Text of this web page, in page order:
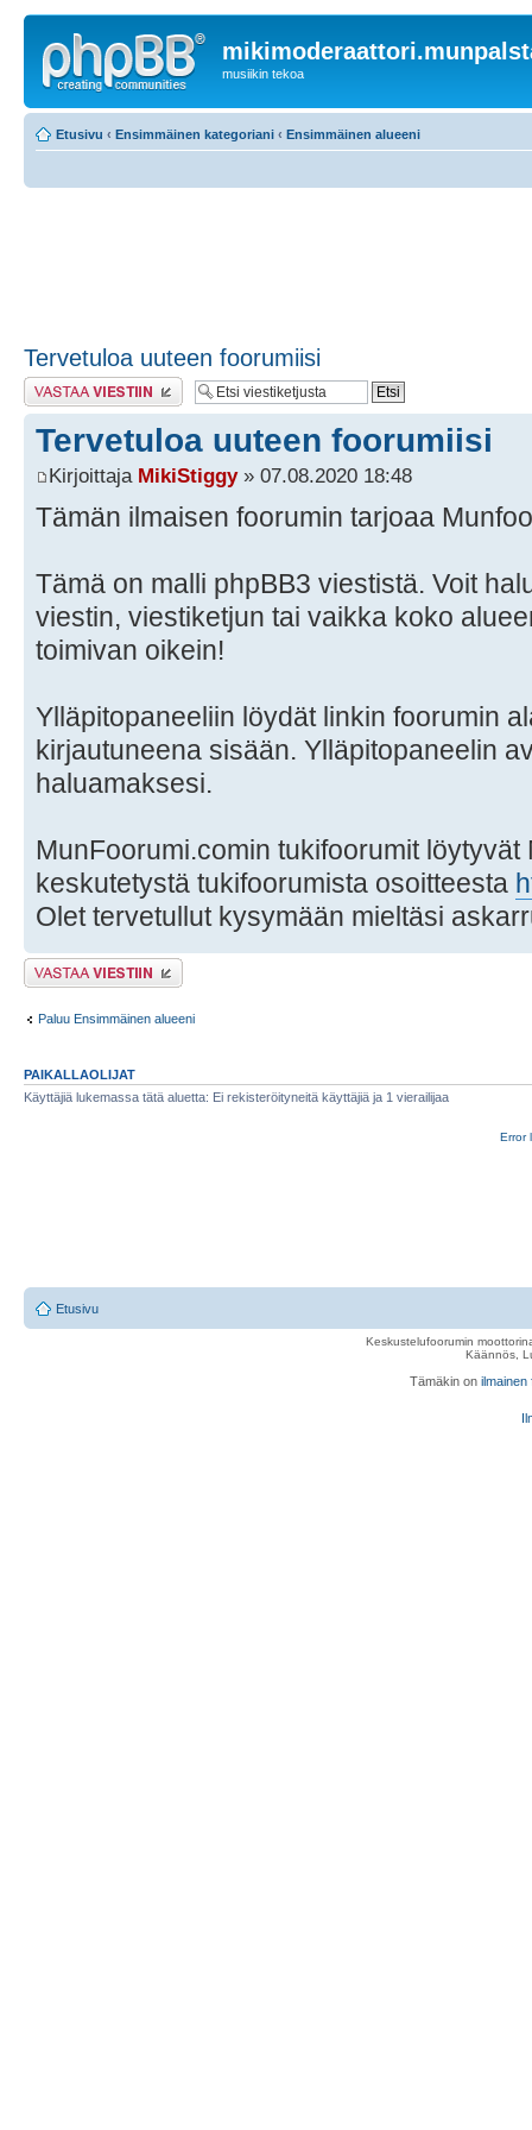
musiikin tekoa
Etusivu ‹ Ensimmäinen kategoriani ‹ Ensimmäinen alueeni
Tervetuloa uuteen foorumiisi
Lähetä vastaus
Tervetuloa uuteen foorumiisi
Kirjoittaja MikiStiggy» 07.08.2020 18:48
Tämän ilmaisen foorumin tarjoaa
Tämä on malli phpBB3 viestistä. Voit
viestin, viestiketjun tai vaikka koko
toimivan oikein!
Ylläpitopaneeliin löydät linkin foorumin
kirjautuneena sisään. Ylläpitopaneelin
haluamaksesi.
MunFoorumi.comin tukifoorumit löytyvät
keskutetystä tukifoorumista osoitteesta
Olet tervetullut kysymään mieltäsi
Lähetä vastaus
Paluu Ensimmäinen alueeni
PAIKALLAOLIJAT
Käyttäjiä lukemassa tätä aluetta: Ei rekisteröityneitä käyttäjiä ja 1 vierailijaa
Error
Etusivu
Keskustelufoorumin
Käännös,
Tämäkin on ilmainen